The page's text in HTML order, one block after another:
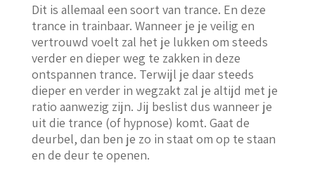
Dit is allemaal een soort van trance. En deze
trance in trainbaar. Wanneer je je veilig en
vertrouwd voelt zal het je lukken om steeds
verder en dieper weg te zakken in deze
ontspannen trance. Terwijl je daar steeds
dieper en verder in wegzakt zal je altijd met je
ratio aanwezig zijn. Jij beslist dus wanneer je
uit die trance (of hypnose) komt. Gaat de
deurbel, dan ben je zo in staat om op te staan
en de deur te openen.